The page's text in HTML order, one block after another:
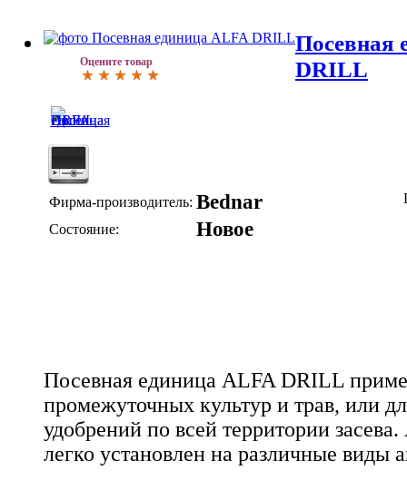
Оцените товар
Посевная
DRILL
Фирма-производитель: Bednar
Состояние: Новое
Посевная единица ALFA DRILL
промежуточных культур и трав, или
удобрений по всей территории
легко установлен на различные виды